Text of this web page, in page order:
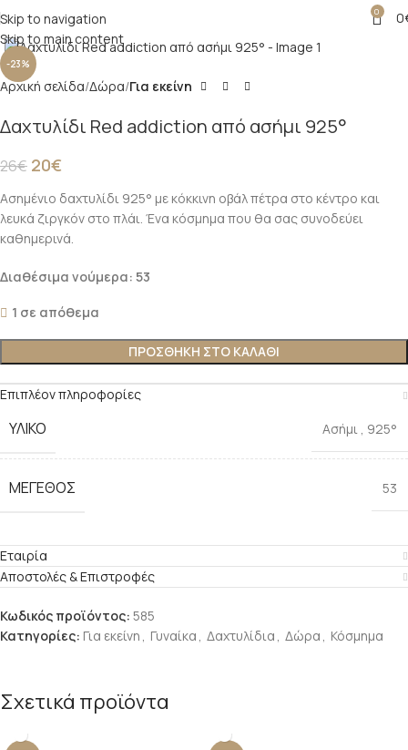
Skip to navigation
Skip to main content
0 0
-23%
Click to enlarge
Αρχική σελίδα Δώρα Για εκείνη
Δαχτυλίδι Red addiction από ασήμι 925°
26€ 20€
Ασημένιο δαχτυλίδι 925° με κόκκινη οβάλ πέτρα στο κέντρο και
λευκά ζιργκόν στο πλάι. Ένα κόσμημα που θα σας συνοδεύει
καθημερινά.
Διαθέσιμα νούμερα: 53
1 σε απόθεμα
ΠΡΟΣΘΉΚΗ ΣΤΟ ΚΑΛΆΘΙ
Επιπλέον πληροφορίες
ΥΛΙΚΌ Ασήμι , 925°
ΜΈΓΕΘΟΣ 53
Εταιρία
Αποστολές & Επιστροφές
Κωδικός προϊόντος: 585
Κατηγορίες: Για εκείνη , Γυναίκα , Δαχτυλίδια , Δώρα , Κόσμημα
Σχετικά προϊόντα